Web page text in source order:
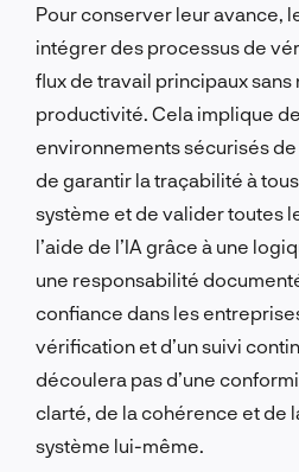
Pour conserver leur avance,
intégrer des processus de
flux de travail principaux sans
productivité. Cela implique
environnements sécurisés
de garantir la traçabilité à
système et de valider toutes
l’aide de l’IA grâce à une
une responsabilité
confiance dans les
vérification et d’un suivi
découlera pas d’une
clarté, de la cohérence et de
système lui-même.